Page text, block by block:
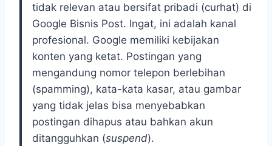
tidak relevan atau bersifat pribadi (curhat) di
Google Bisnis Post. Ingat, ini adalah kanal
profesional. Google memiliki kebijakan
konten yang ketat. Postingan yang
mengandung nomor telepon berlebihan
(spamming), kata-kata kasar, atau gambar
yang tidak jelas bisa menyebabkan
postingan dihapus atau bahkan akun
ditangguhkan (suspend).